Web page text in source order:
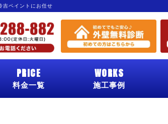
吉ペイントにお任せ
PRICE
料金一覧
WORKS
施工事例